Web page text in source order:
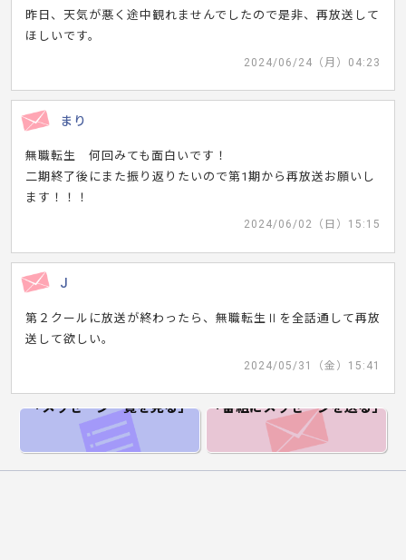
昨日、天気が悪く途中観れませんでしたので是非、再放送して
ほしいです。
2024/06/24（月）04:23
まり
無職転生 何回みても面白いです！
二期終了後にまた振り返りたいので第1期から再放送お願いし
ます！！！
2024/06/02（日）15:15
J
第２クールに放送が終わったら、無職転生Ⅱを全話通して再放
送して欲しい。
2024/05/31（金）15:41
「メッセージ一覧を見る」 「番組にメッセージを送る」